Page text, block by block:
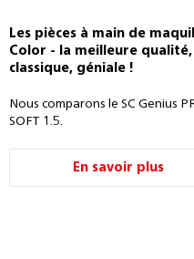
Les pièces à main de
Color - la meilleure
classique, géniale !
Nous comparons le SC Genius
SOFT 1.5.
En savoir plus